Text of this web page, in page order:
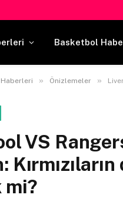
Basketbol
» Önizlemeler »
VS
mi?